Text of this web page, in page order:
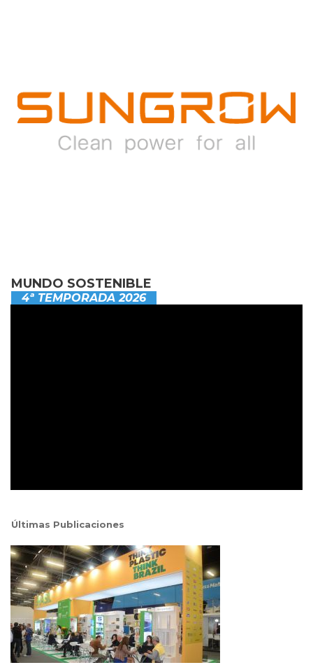
MUNDO SOSTENIBLE
4ª TEMPORADA 2026
Últimas Publicaciones